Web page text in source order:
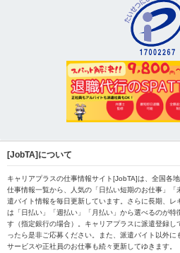
[JobTA]について
キャリアプラスの仕事情報サイト[JobTA]は、全国各
仕事情報一覧から、人気の「日払い短期のお仕事」
遣バイト情報を毎日更新しています。さらに長期、
は「日払い」「週払い」「月払い」から選べるのが
す（指定銀行の場合）。キャリアプラスに派遣登録
ったら是非ご応募ください。また、派遣バイト以外
サービスや正社員のお仕事も続々更新してゆきます。